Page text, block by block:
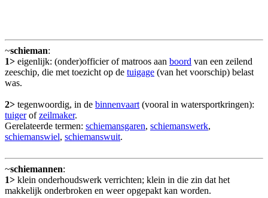
~schieman:
1> eigenlijk: (onder)officier of matroos aan boord van een zeilend
zeeschip, die met toezicht op de tuigage (van het voorschip) belast
was.
2> tegenwoordig, in de binnenvaart (vooral in watersportkringen):
tuigerofzeilmaker.
Gerelateerde termen: schiemansgaren, schiemanswerk,
schiemanswiel, schiemanswuit.
~schiemannen:
1> klein onderhoudswerk verrichten; klein in die zin dat het
makkelijk onderbroken en weer opgepakt kan worden.